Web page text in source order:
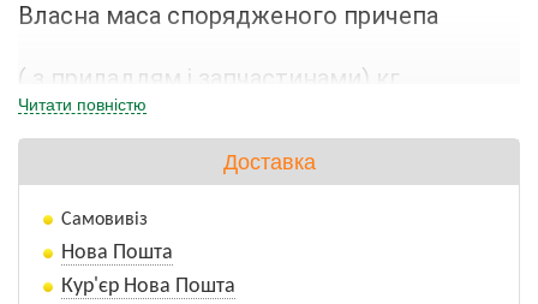
Власна маса спорядженого причепа
( з приладдям і запчастинами) кг.
4000
Довжина/ширина/висота
Читати повністю
Доставка
Самовивіз
Нова Пошта
Кур'єр Нова Пошта